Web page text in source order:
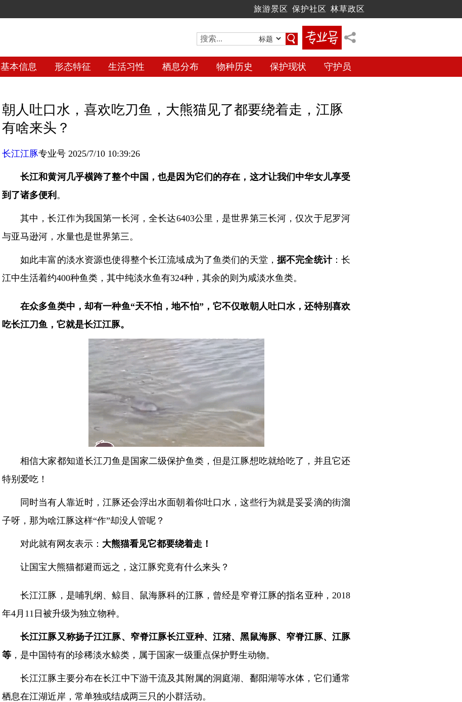
旅游景区 保护社区 林草政区
基本信息 形态特征 生活习性 栖息分布 物种历史 保护现状 守护员
朝人吐口水，喜欢吃刀鱼，大熊猫见了都要绕着走，江豚
有啥来头？
长江江豚专业号 2025/7/10 10:39:26
长江和黄河几乎横跨了整个中国，也是因为它们的存在，这才让我们中华女儿享受
到了诸多便利 。
其中，长江作为我国第一长河，全长达6403公里，是世界第三长河，仅次于尼罗河
与亚马逊河，水量也是世界第三。
如此丰富的淡水资源也使得整个长江流域成为了鱼类们的天堂， 据不完全统计：长
江中生活着约400种鱼类，其中纯淡水鱼有324种‌‌，其余的则为咸淡水鱼类。
在众多鱼类中，却有一种鱼“天不怕，地不怕”，它不仅敢朝人吐口水，还特别喜欢
吃长江刀鱼， 它就是长江江豚。
相信大家都知道长江刀鱼是国家二级保护鱼类，但是江豚想吃就给吃了，并且它还
特别爱吃！
同时当有人靠近时，江豚还会浮出水面朝着你吐口水，这些行为就是妥妥滴的街溜
子呀，那为啥江豚这样“作”却没人管呢？
对此就有网友表示： 大熊猫看见它都要绕着走！
让国宝大熊猫都避而远之，这江豚究竟有什么来头？
长江江豚，是哺乳纲、鲸目、鼠海豚科的江豚，曾经是窄脊江豚的指名亚种，2018
年4月11日被升级为独立物种。
长江江豚又称扬子江江豚、窄脊江豚长江亚种、江猪、黑鼠海豚、窄脊江豚、江豚
等 ，是中国特有的珍稀淡水鲸类，属于国家一级重点保护野生动物。
长江江豚主要分布在长江中下游干流及其附属的洞庭湖、鄱阳湖等水体，它们通常
栖息在江湖近岸，常单独或结成两三只的小群活动。